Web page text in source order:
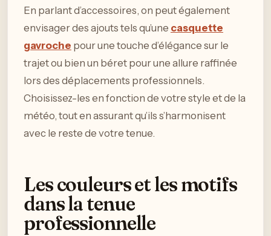
En parlant d’accessoires, on peut également
envisager des ajouts tels qu’une casquette
gavroche pour une touche d’élégance sur le
trajet ou bien un béret pour une allure raffinée
lors des déplacements professionnels.
Choisissez-les en fonction de votre style et de la
météo, tout en assurant qu’ils s’harmonisent
avec le reste de votre tenue.
Les couleurs et les motifs
dans la tenue
professionnelle